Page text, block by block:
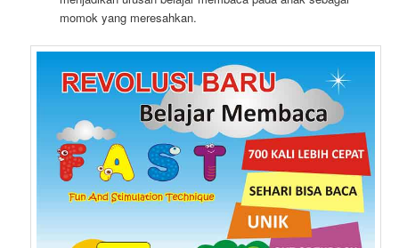
momok yang meresahkan.